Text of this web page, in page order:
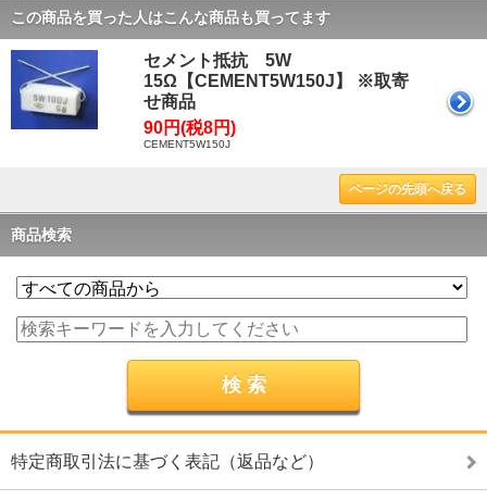
この商品を買った人はこんな商品も買ってます
セメント抵抗 5W
15Ω【CEMENT5W150J】 ※取寄
せ商品
90円(税8円)
CEMENT5W150J
ページの先頭へ戻る
商品検索
特定商取引法に基づく表記（返品など）